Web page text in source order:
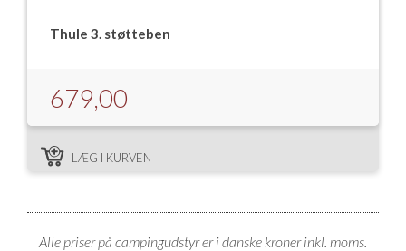
Thule 3. støtteben
679,00
LÆG I KURVEN
Alle priser på campingudstyr er i danske kroner inkl. moms.